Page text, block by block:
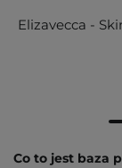
Elizavecca -
Co to jest baza